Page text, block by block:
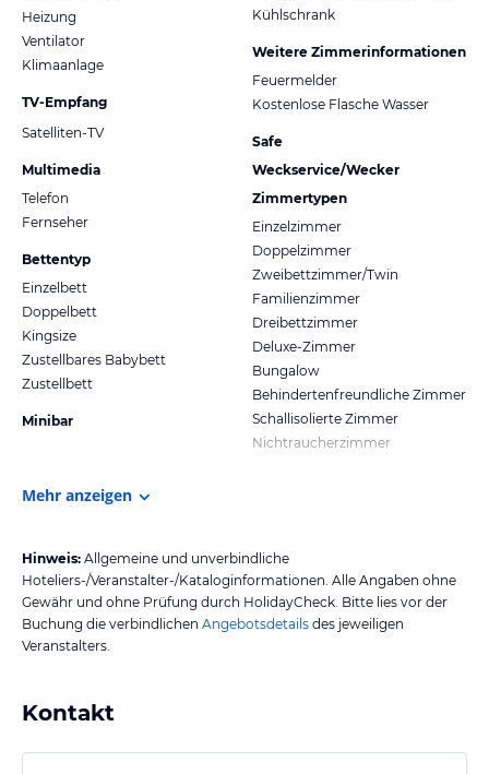
Heizung
Ventilator
Klimaanlage
TV-Empfang
Satelliten-TV
Multimedia
Telefon
Fernseher
Bettentyp
Einzelbett
Doppelbett
Kingsize
Zustellbares Babybett
Zustellbett
Minibar
Kühlschrank
Weitere Zimmerinformationen
Feuermelder
Kostenlose Flasche Wasser
Safe
Weckservice/Wecker
Zimmertypen
Einzelzimmer
Doppelzimmer
Zweibettzimmer/Twin
Familienzimmer
Dreibettzimmer
Deluxe-Zimmer
Bungalow
Behindertenfreundliche Zimmer
Schallisolierte Zimmer
Nichtraucherzimmer
Mehr anzeigen
Hinweis: Allgemeine und unverbindliche
Hoteliers-/Veranstalter-/Kataloginformationen. Alle Angaben ohne
Gewähr und ohne Prüfung durch HolidayCheck. Bitte lies vor der
Buchung die verbindlichen Angebotsdetails des jeweiligen
Veranstalters.
Kontakt